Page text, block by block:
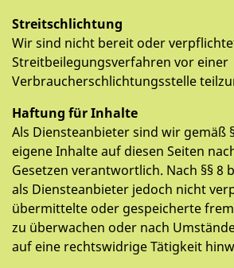
Streitschlichtung
Wir sind nicht bereit oder
Streitbeilegungsverfahren vor einer
Verbraucherschlichtungsstelle
Haftung für Inhalte
Als Diensteanbieter sind wir gemäß
eigene Inhalte auf diesen Seiten
Gesetzen verantwortlich. Nach §§ 8
als Diensteanbieter jedoch nicht
übermittelte oder gespeicherte
zu überwachen oder nach
auf eine rechtswidrige Tätigkeit